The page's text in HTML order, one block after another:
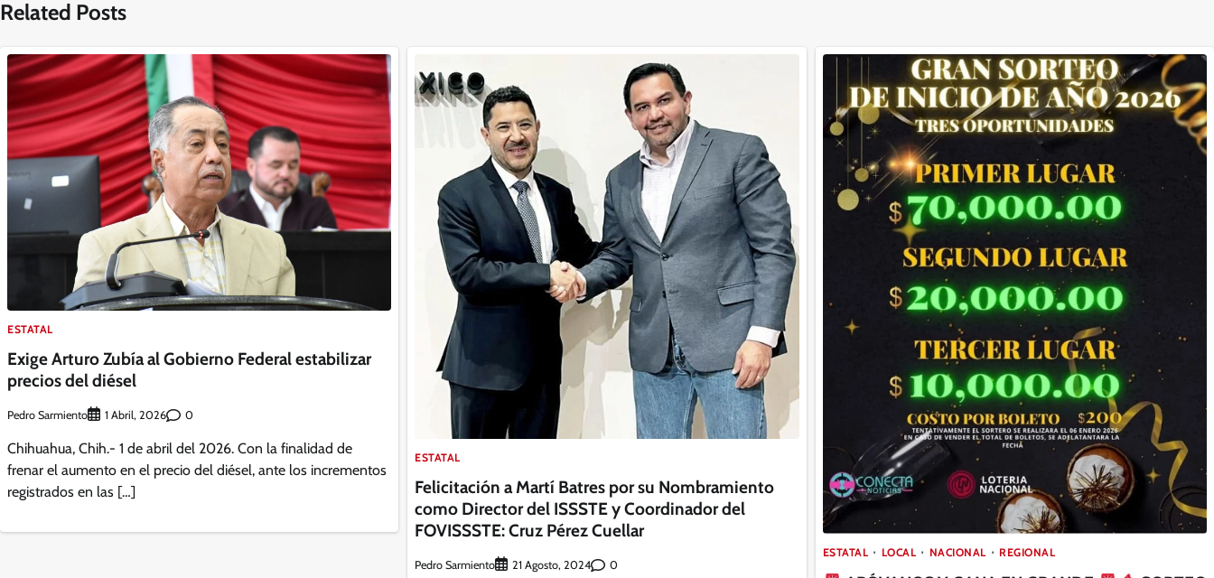
Related Posts
ESTATAL
Exige Arturo Zubía al Gobierno Federal estabilizar
precios del diésel
Pedro Sarmiento 1 Abril, 2026 0
Chihuahua, Chih.- 1 de abril del 2026. Con la finalidad de
frenar el aumento en el precio del diésel, ante los incrementos
registrados en las […]
ESTATAL
Felicitación a Martí Batres por su Nombramiento
como Director del ISSSTE y Coordinador del
FOVISSSTE: Cruz Pérez Cuellar
Pedro Sarmiento 21 Agosto, 2024 0
ESTATAL LOCAL NACIONAL REGIONAL